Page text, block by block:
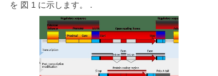
を 図 1 に示します。 .